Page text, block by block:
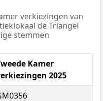
verkiezingen van
de Triangel
stemmen
Kamer
2025